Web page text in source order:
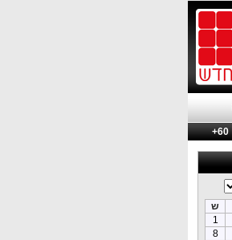
60+
ש
1
8